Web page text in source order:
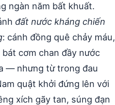
ngàn năm bất khuất.
đất nước kháng chiến
: cánh đồng quê chảy máu,
cơm chan đầy nước
— nhưng từ trong đau
quật khởi đứng lên với
xích gãy tan, súng đạn